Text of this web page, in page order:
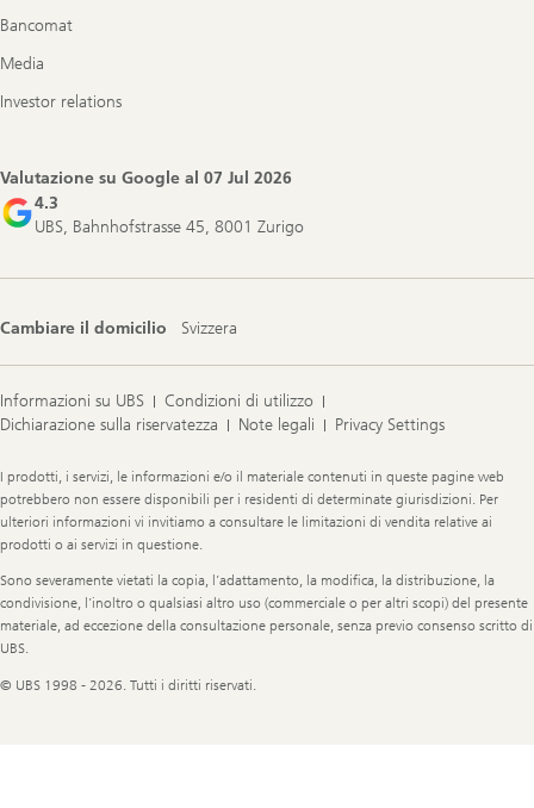
Bancomat
Media
Investor relations
Valutazione su Google al 07 Jul 2026
4.3
UBS, Bahnhofstrasse 45, 8001 Zurigo
Cambiare il domicilio Svizzera
Informazioni su UBS
Condizioni di utilizzo
Dichiarazione sulla riservatezza
Note legali Privacy Settings
Legal
Information
I prodotti, i servizi, le informazioni e/o il materiale contenuti in queste pagine web
potrebbero non essere disponibili per i residenti di determinate giurisdizioni. Per
ulteriori informazioni vi invitiamo a consultare le limitazioni di vendita relative ai
prodotti o ai servizi in questione.
Sono severamente vietati la copia, l’adattamento, la modifica, la distribuzione, la
condivisione, l’inoltro o qualsiasi altro uso (commerciale o per altri scopi) del presente
materiale, ad eccezione della consultazione personale, senza previo consenso scritto di
UBS.
© UBS 1998 - 2026. Tutti i diritti riservati.